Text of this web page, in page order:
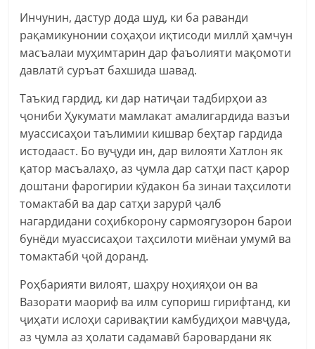
Инчунин, дастур дода шуд, ки ба раванди
рақамикунонии соҳаҳои иқтисоди миллӣ ҳамчун
масъалаи муҳимтарин дар фаъолияти мақомоти
давлатӣ суръат бахшида шавад.
Таъкид гардид, ки дар натиҷаи тадбирҳои аз
ҷониби Ҳукумати мамлакат амалигардида вазъи
муассисаҳои таълимии кишвар беҳтар гардида
истодааст. Бо вуҷуди ин, дар вилояти Хатлон як
қатор масъалаҳо, аз ҷумла дар сатҳи паст қарор
доштани фарогирии кӯдакон ба зинаи таҳсилоти
томактабӣ ва дар сатҳи зарурӣ ҷалб
нагардидани соҳибкорону сармоягузорон барои
бунёди муассисаҳои таҳсилоти миёнаи умумӣ ва
томактабӣ ҷой доранд.
Роҳбарияти вилоят, шаҳру ноҳияҳои он ва
Вазорати маориф ва илм супориш гирифтанд, ки
ҷиҳати ислоҳи саривақтии камбудиҳои мавҷуда,
аз ҷумла аз ҳолати садамавӣ баровардани як